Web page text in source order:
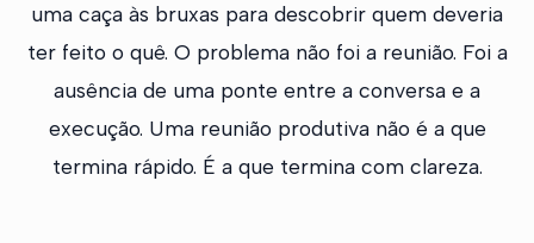
uma caça às bruxas para descobrir quem deveria
ter feito o quê. O problema não foi a reunião. Foi a
ausência de uma ponte entre a conversa e a
execução. Uma reunião produtiva não é a que
termina rápido. É a que termina com clareza.